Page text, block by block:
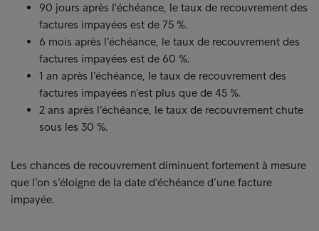
90 jours après l'échéance, le taux de recouvrement des
factures impayées est de 75 %.
6 mois après l’échéance, le taux de recouvrement des
factures impayées est de 60 %.
1 an après l’échéance, le taux de recouvrement des
factures impayées n’est plus que de 45 %.
2 ans après l’échéance, le taux de recouvrement chute
sous les 30 %.
Les chances de recouvrement diminuent fortement à mesure
que l’on s’éloigne de la date d’échéance d’une facture
impayée.